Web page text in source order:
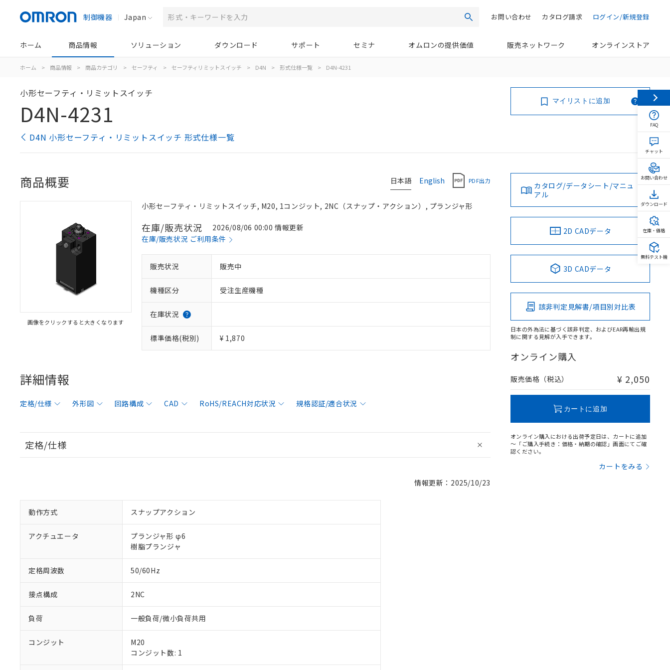
制御機器 Japan 検索 ログイン/新規登録
カタログ請求
お問い合わせ
ホーム 商品情報 ソリューション ダウンロード サポート セミナ オムロンの提供価値 販売ネットワーク オンラインストア
ホーム > 商品情報 > 商品カテゴリ > セーフティ > セーフティリミットスイッチ > D4N > 形式仕様一覧 > D4N-4231
小形セーフティ・リミットスイッチ
D4N-4231
D4N 小形セーフティ・リミットスイッチ 形式仕様一覧
マイリストに追加
日本語 English PDF出力
商品概要
画像をクリックすると大きくなります
小形セーフティ・リミットスイッチ, M20, 1コンジット, 2NC（スナップ・アクション）, プランジャ形
在庫/販売状況
2026/08/06 00:00 情報更新
在庫/販売状況 ご利用条件
販売状況 販売中
機種区分 受注生産機種
在庫状況
標準価格(税別) ¥ 1,870
詳細情報
定格/仕様 外形図 回路構成 CAD RoHS/REACH対応状況 規格認証/適合状況
定格/仕様
情報更新：2025/10/23
動作方式 スナップアクション
アクチュエータ
プランジャ形 φ6
樹脂プランジャ
定格周波数 50/60Hz
接点構成 2NC
負荷 一般負荷/微小負荷共用
コンジット
M20
コンジット数: 1
カタログ/データシート/マニュ
アル
2D CADデータ
3D CADデータ
該非判定見解書/項目別対比表
日本の外為法に基づく該非判定、およびEAR再輸出規
制に関する見解が入手できます。
オンライン購入
販売価格（税込） ¥ 2,050
カートに追加
オンライン購入における出荷予定日は、カートに追加
～「ご購入手続き：価格・納期の確認」画面にてご確
認ください。
カートをみる
FAQ
チャット
お問い合わせ
ダウンロード
在庫・価格
無料テスト機